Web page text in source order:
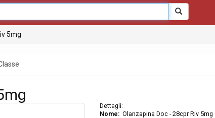
5mg
Dettagli:
Nome: Olanzapina Doc - 28cpr Riv 5mg